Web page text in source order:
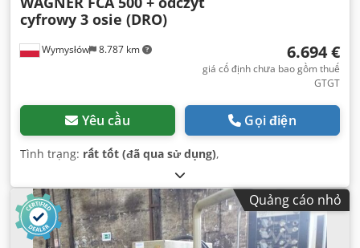
Wymysłów 8.787 km
cyfrowy 3 osie (DRO)
6.694 €
giá cố định chưa bao gồm thuế
GTGT
Yêu cầu Gọi điện
Tình trạng: rất tốt (đã qua sử dụng),
Quảng cáo nhỏ